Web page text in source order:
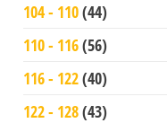
104 - 110(44)
110 - 116(56)
116 - 122(40)
122 - 128(43)